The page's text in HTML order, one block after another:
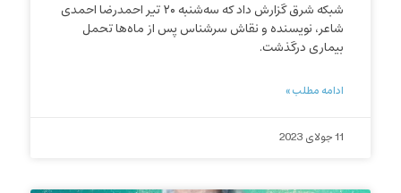
شبکه شرق گزارش داد که سه‌شنبه ۲۰ تیر احمدرضا احمدی
شاعر، نویسنده و نقاش سرشناس پس از ماه‌ها تحمل
بیماری درگذشت.
ادامه مطلب »
11 جولای 2023